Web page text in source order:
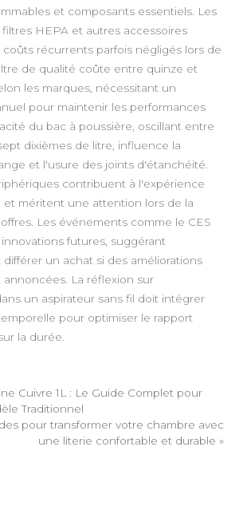
et composants essentiels. Les
filtres HEPA et autres accessoires
récurrents parfois négligés lors de
de qualité coûte entre quinze et
les marques, nécessitant un
pour maintenir les performances
du bac à poussière, oscillant entre
dixièmes de litre, influence la
et l'usure des joints d'étanchéité.
contribuent à l'expérience
et méritent une attention lors de la
Les événements comme le CES
futures, suggérant
un achat si des améliorations
annoncées. La réflexion sur
un aspirateur sans fil doit intégrer
pour optimiser le rapport
la durée.
Cuivre 1L : Le Guide Complet pour
Traditionnel
pour transformer votre chambre avec
une literie confortable et durable »